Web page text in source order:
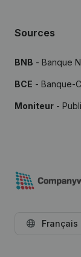
Sources
BNB - Banque
BCE - Banque-
Moniteur -
Français